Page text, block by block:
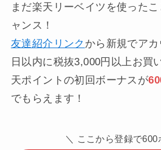
まだ楽天リーベイツを使った
ャンス！
友達紹介リンク から新規でア
日以内に税抜3,000円以上お買
天ポイントの初回ボーナスが
でもらえます！
＼ ここから登録で600